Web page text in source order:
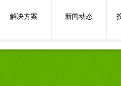
育游戏app平台但商场神思建树仍需技术-开
解决方案 新闻动态